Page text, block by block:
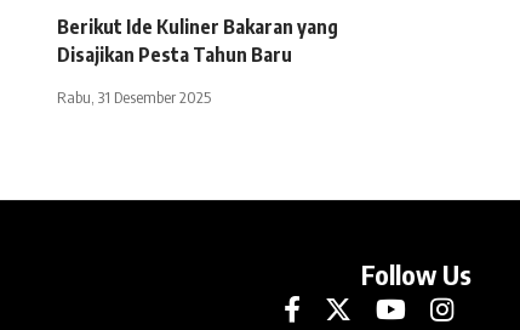
Berikut Ide Kuliner Bakaran yang
Disajikan Pesta Tahun Baru
Rabu, 31 Desember 2025
Follow Us